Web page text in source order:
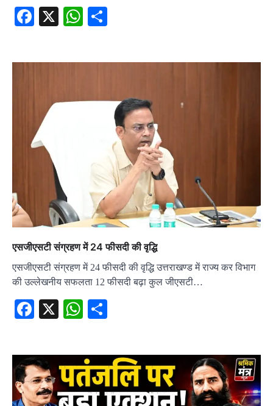
Facebook
X WhatsApp
एसजीएसटी संग्रहण में 24 फीसदी की वृद्धि
एसजीएसटी संग्रहण में 24 फीसदी की वृद्धि उत्तराखण्ड में राज्य कर विभाग
की उल्लेखनीय सफलता 12 फीसदी बढ़ा कुल जीएसटी…
Facebook
X WhatsApp